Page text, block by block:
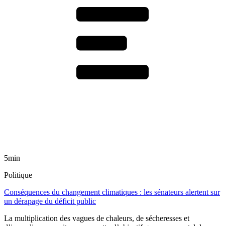
5min
Politique
Conséquences du changement climatiques : les sénateurs alertent sur
un dérapage du déficit public
La multiplication des vagues de chaleurs, de sécheresses et